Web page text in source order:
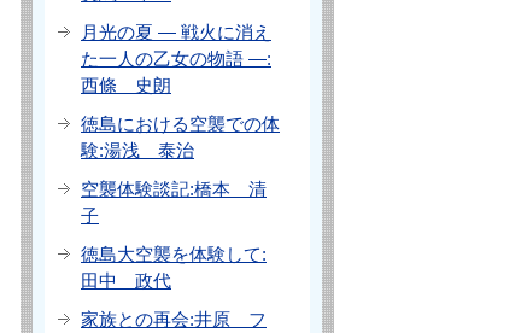
月光の夏 ― 戦火に消え
た一人の乙女の物語 ―:
西條 史朗
徳島における空襲での体
験:湯浅 泰治
空襲体験談記:橋本 清
子
徳島大空襲を体験して:
田中 政代
家族との再会:井原 フ